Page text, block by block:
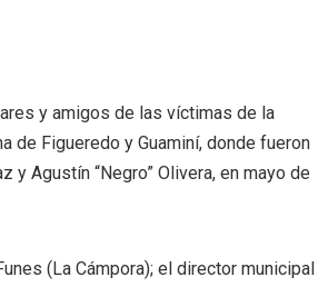
y amigos de las víctimas de la
de Figueredo y Guaminí, donde fueron
y Agustín “Negro” Olivera, en mayo de
(La Cámpora); el director municipal